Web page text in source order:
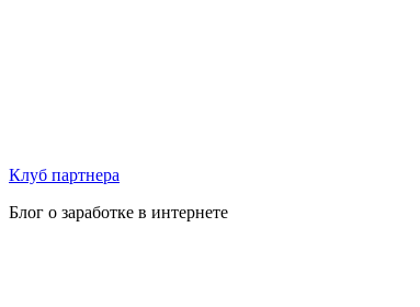
Клуб партнера
Блог о заработке в интернете